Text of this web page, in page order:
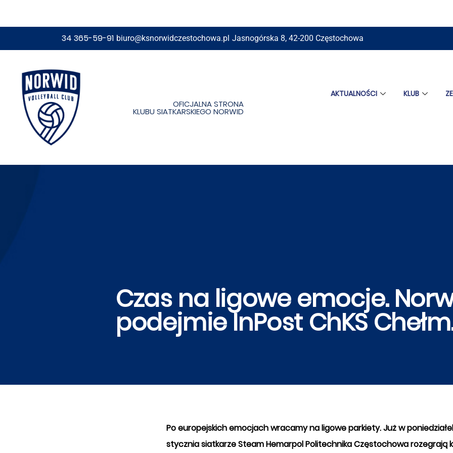
34 365-59-91 biuro@ksnorwidczestochowa.pl Jasnogórska 8, 42-200 Częstochowa
OFICJALNA STRONA
KLUBU SIATKARSKIEGO NORWID
AKTUALNOŚCI KLUB
Czas na ligowe emocje.
podejmie InPost ChKS
Po europejskich emocjach wracamy na ligowe parkiety. Już w
stycznia siatkarze Steam Hemarpol Politechnika Częstochowa rozegrają